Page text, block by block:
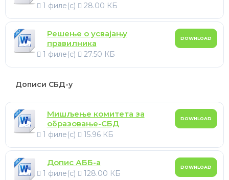
1 филе(с) 28.00 КБ
Решење о усвајању
правилника
1 филе(с) 27.50 КБ
DOWNLOAD
Дописи СБД-у
Мишљење комитета за
образовање-СБД
1 филе(с) 15.96 КБ
DOWNLOAD
Допис АББ-а
1 филе(с) 128.00 КБ
DOWNLOAD